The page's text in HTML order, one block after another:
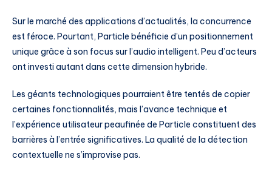
Sur le marché des applications d’actualités, la concurrence
est féroce. Pourtant, Particle bénéficie d’un positionnement
unique grâce à son focus sur l’audio intelligent. Peu d’acteurs
ont investi autant dans cette dimension hybride.
Les géants technologiques pourraient être tentés de copier
certaines fonctionnalités, mais l’avance technique et
l’expérience utilisateur peaufinée de Particle constituent des
barrières à l’entrée significatives. La qualité de la détection
contextuelle ne s’improvise pas.